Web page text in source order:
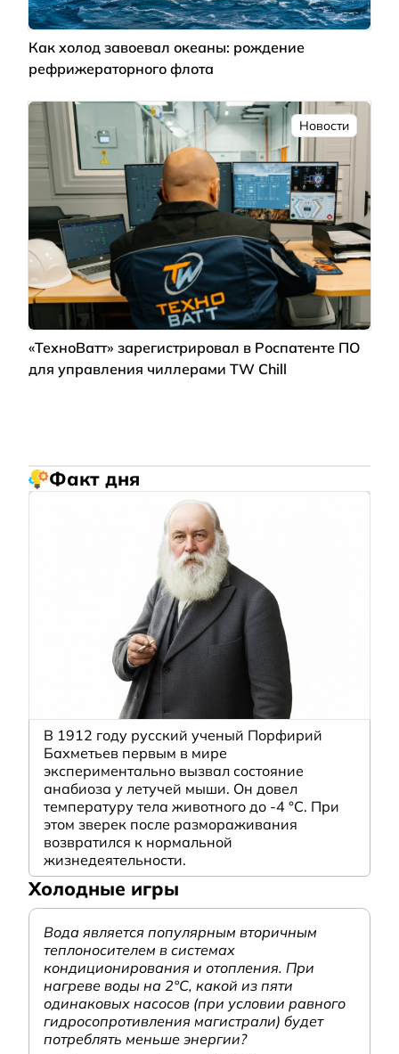
Как холод завоевал океаны: рождение
рефрижераторного флота
Новости
«ТехноВатт» зарегистрировал в Роспатенте ПО
для управления чиллерами TW Chill
Факт дня
В 1912 году русский ученый Порфирий
Бахметьев первым в мире
экспериментально вызвал состояние
анабиоза у летучей мыши. Он довел
температуру тела животного до -4 °C. При
этом зверек после размораживания
возвратился к нормальной
жизнедеятельности.
Холодные игры
Вода является популярным вторичным
теплоносителем в системах
кондиционирования и отопления. При
нагреве воды на 2°С, какой из пяти
одинаковых насосов (при условии равного
гидросопротивления магистрали) будет
потреблять меньше энергии?